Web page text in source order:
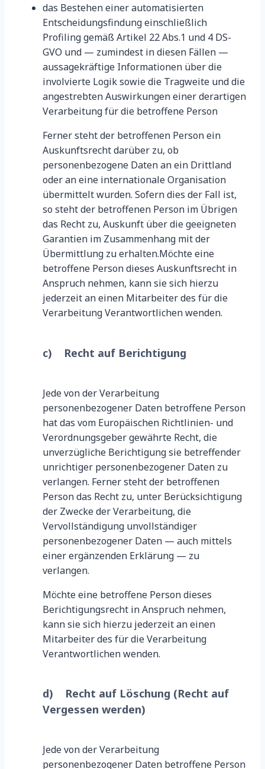
das Bestehen einer automatisierten
Entscheidungsfindung einschließlich
Profiling gemäß Artikel 22 Abs.1 und 4 DS-
GVO und — zumindest in diesen Fällen —
aussagekräftige Informationen über die
involvierte Logik sowie die Tragweite und die
angestrebten Auswirkungen einer derartigen
Verarbeitung für die betroffene Person
Ferner steht der betroffenen Person ein
Auskunftsrecht darüber zu, ob
personenbezogene Daten an ein Drittland
oder an eine internationale Organisation
übermittelt wurden. Sofern dies der Fall ist,
so steht der betroffenen Person im Übrigen
das Recht zu, Auskunft über die geeigneten
Garantien im Zusammenhang mit der
Übermittlung zu erhalten.Möchte eine
betroffene Person dieses Auskunftsrecht in
Anspruch nehmen, kann sie sich hierzu
jederzeit an einen Mitarbeiter des für die
Verarbeitung Verantwortlichen wenden.
c) Recht auf Berichtigung
Jede von der Verarbeitung
personenbezogener Daten betroffene Person
hat das vom Europäischen Richtlinien- und
Verordnungsgeber gewährte Recht, die
unverzügliche Berichtigung sie betreffender
unrichtiger personenbezogener Daten zu
verlangen. Ferner steht der betroffenen
Person das Recht zu, unter Berücksichtigung
der Zwecke der Verarbeitung, die
Vervollständigung unvollständiger
personenbezogener Daten — auch mittels
einer ergänzenden Erklärung — zu
verlangen.
Möchte eine betroffene Person dieses
Berichtigungsrecht in Anspruch nehmen,
kann sie sich hierzu jederzeit an einen
Mitarbeiter des für die Verarbeitung
Verantwortlichen wenden.
d) Recht auf Löschung (Recht auf
Vergessen werden)
Jede von der Verarbeitung
personenbezogener Daten betroffene Person